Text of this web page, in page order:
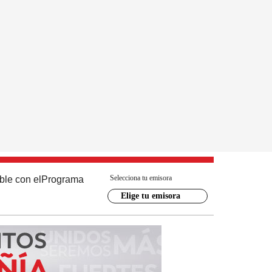
con el Programa Selecciona tu emisora
Elige tu emisora